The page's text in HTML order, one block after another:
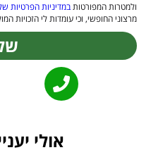
ולמטרות המפורטותבמדיניות הפרטיות
מרצוני החופשי, וכי עומדות לי הזכויות
אולי